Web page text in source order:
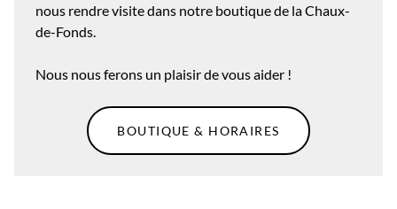
nous rendre visite dans notre boutique de la Chaux-
de-Fonds.
Nous nous ferons un plaisir de vous aider !
BOUTIQUE & HORAIRES